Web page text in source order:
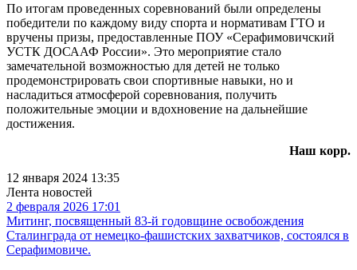
По итогам проведенных соревнований были определены
победители по каждому виду спорта и нормативам ГТО и
вручены призы, предоставленные ПОУ «Серафимовичский
УСТК ДОСААФ России». Это мероприятие стало
замечательной возможностью для детей не только
продемонстрировать свои спортивные навыки, но и
насладиться атмосферой соревнования, получить
положительные эмоции и вдохновение на дальнейшие
достижения.
Наш корр.
12 января 2024 13:35
Лента новостей
2 февраля 2026 17:01
Митинг, посвященный 83-й годовщине освобождения
Сталинграда от немецко-фашистских захватчиков, состоялся в
Серафимовиче.